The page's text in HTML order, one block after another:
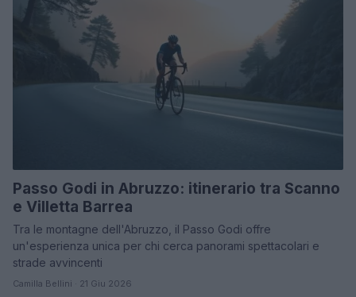
Passo Godi in Abruzzo: itinerario tra Scanno
e Villetta Barrea
Tra le montagne dell'Abruzzo, il Passo Godi offre
un'esperienza unica per chi cerca panorami spettacolari e
strade avvincenti
Camilla Bellini · 21 Giu 2026